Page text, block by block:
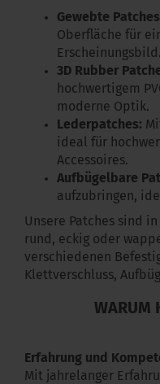
Gewebte
Oberfläche für
Erscheinungsbild.
3D Rubber
hochwertigem
moderne Optik.
Lederpatches:
ideal für
Accessoires.
Aufbügelbare
aufzubringen,
Unsere Patches sind
rund, eckig oder
verschiedenen
Klettverschluss,
WARUM
Erfahrung und
Mit jahrelanger